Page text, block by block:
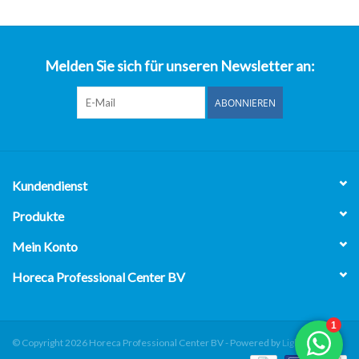
Melden Sie sich für unseren Newsletter an:
ABONNIEREN
Kundendienst
Produkte
Mein Konto
Horeca Professional Center BV
© Copyright 2026 Horeca Professional Center BV - Powered by Lightspeed